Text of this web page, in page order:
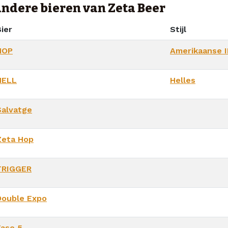
bieren van Zeta Beer
Stijl
Amerikaanse
Helles
Hop
Expo